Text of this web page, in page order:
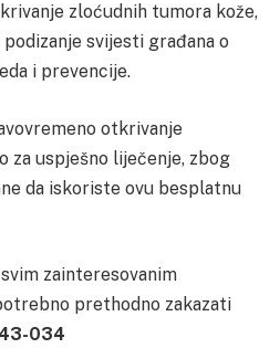
zloćudnih tumora kože,
svijesti građana o
i prevencije.
otkrivanje
za uspješno liječenje, zbog
da iskoriste ovu besplatnu
zainteresovanim
prethodno zakazati
034